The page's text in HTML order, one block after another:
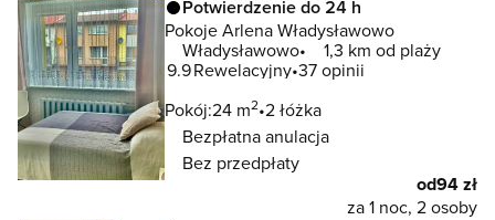
Potwierdzenie do 24 h
Pokoje Arlena Władysławowo
Władysławowo
1,3 km od plaży
9.9Rewelacyjny 37 opinii
Pokój:24 m2 2 łóżka
Bezpłatna anulacja
Bez przedpłaty
od94 zł
za 1 noc, 2 osoby